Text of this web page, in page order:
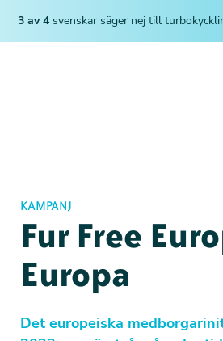
3 av 4 svenskar säger nej till
KAMPANJ
Fur Free
Europa
Det europeiska